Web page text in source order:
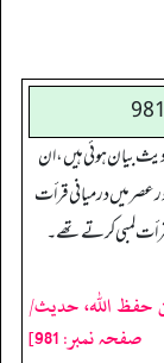
بیان ہوئی ہیں، ان
عصر میں درمیانی قرأت
قرأت لمبی کرتے تھے۔
حفظ اللہ، حدیث/
صفحہ نمبر: 981]